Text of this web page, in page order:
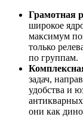
Грамотная
широкое
максимум
только
по группам.
задач,
удобства и
они как